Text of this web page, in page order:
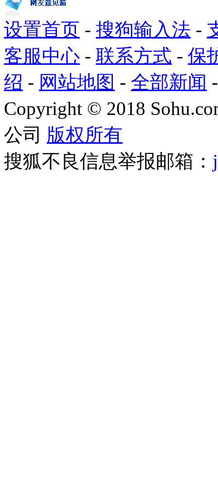
设置首页 - 搜狗输入法 -
客服中心 - 联系方式 - 保
绍 - 网站地图 - 全部新闻
Copyright © 2018
公司 版权所有
搜狐不良信息举报邮箱：